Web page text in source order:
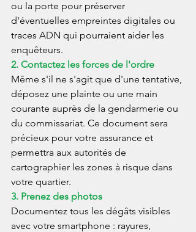
ou la porte pour préserver
d'éventuelles empreintes digitales ou
traces ADN qui pourraient aider les
enquêteurs.
2. Contactez les forces de l'ordre
Même s'il ne s'agit que d'une tentative,
déposez une plainte ou une main
courante auprès de la gendarmerie ou
du commissariat. Ce document sera
précieux pour votre assurance et
permettra aux autorités de
cartographier les zones à risque dans
votre quartier.
3. Prenez des photos
Documentez tous les dégâts visibles
avec votre smartphone : rayures,